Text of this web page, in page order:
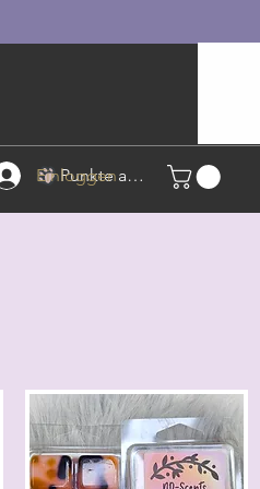
Einloggen Punkte ansehen